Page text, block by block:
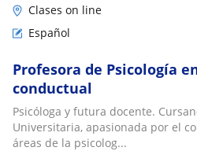
Clases on line
Español
Profesora de Psicología
conductual
Psicóloga y futura docente.
Universitaria, apasionada por el
áreas de la psicolog...